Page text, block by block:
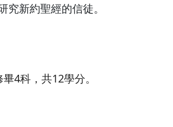
究新約聖經的信徒。
4科，共12學分。